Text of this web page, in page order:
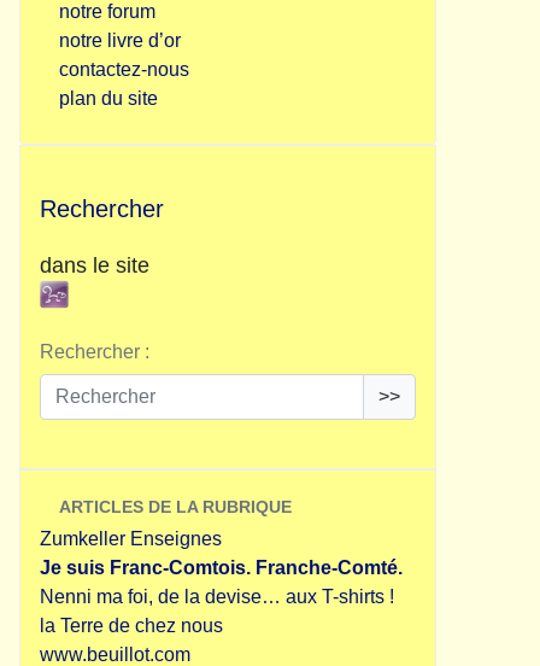
notre forum
notre livre d’or
contactez-nous
plan du site
Rechercher
dans le site
Rechercher :
>>
ARTICLES DE LA RUBRIQUE
Zumkeller Enseignes
Je suis Franc-Comtois. Franche-Comté.
Nenni ma foi, de la devise… aux T-shirts !
la Terre de chez nous
www.beuillot.com